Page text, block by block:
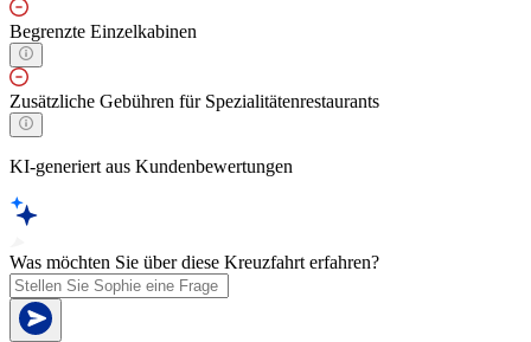
Begrenzte Einzelkabinen
Zusätzliche Gebühren für Spezialitätenrestaurants
KI-generiert aus Kundenbewertungen
Was möchten Sie über diese Kreuzfahrt erfahren?